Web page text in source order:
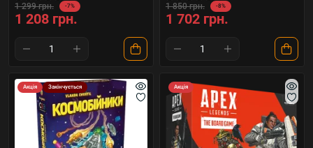
1 299 грн. -7%
1 208 грн.
1 850 грн. -8%
1 702 грн.
Акція Закінчується Акція